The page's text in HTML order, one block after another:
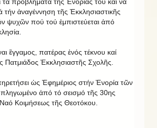
προβλήματα τῆς Ἐνορίας του καί νά
τήν ἀναγέννηση τῆς Ἐκκλησιαστικῆς
ψυχῶν πού τού ἐμπιστεύεται ἀπό
ἒγγαμος, πατέρας ἑνός τέκνου καί
Πατμιάδος Ἐκκλησιαστῆς Σχολῆς.
ὡς Ἐφημέριος στήν Ἐνορία τῶν
πληγωμένο ἀπό τό σεισμό τῆς 30ης
Κοιμήσεως τῆς Θεοτόκου.